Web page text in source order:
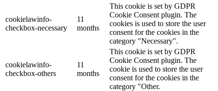
cookielawinfo-
checkbox-necessary
11
months
This cookie is set by GDPR
Cookie Consent plugin. The
cookies is used to store the user
consent for the cookies in the
category "Necessary".
cookielawinfo-
checkbox-others
11
months
This cookie is set by GDPR
Cookie Consent plugin. The
cookie is used to store the user
consent for the cookies in the
category "Other.